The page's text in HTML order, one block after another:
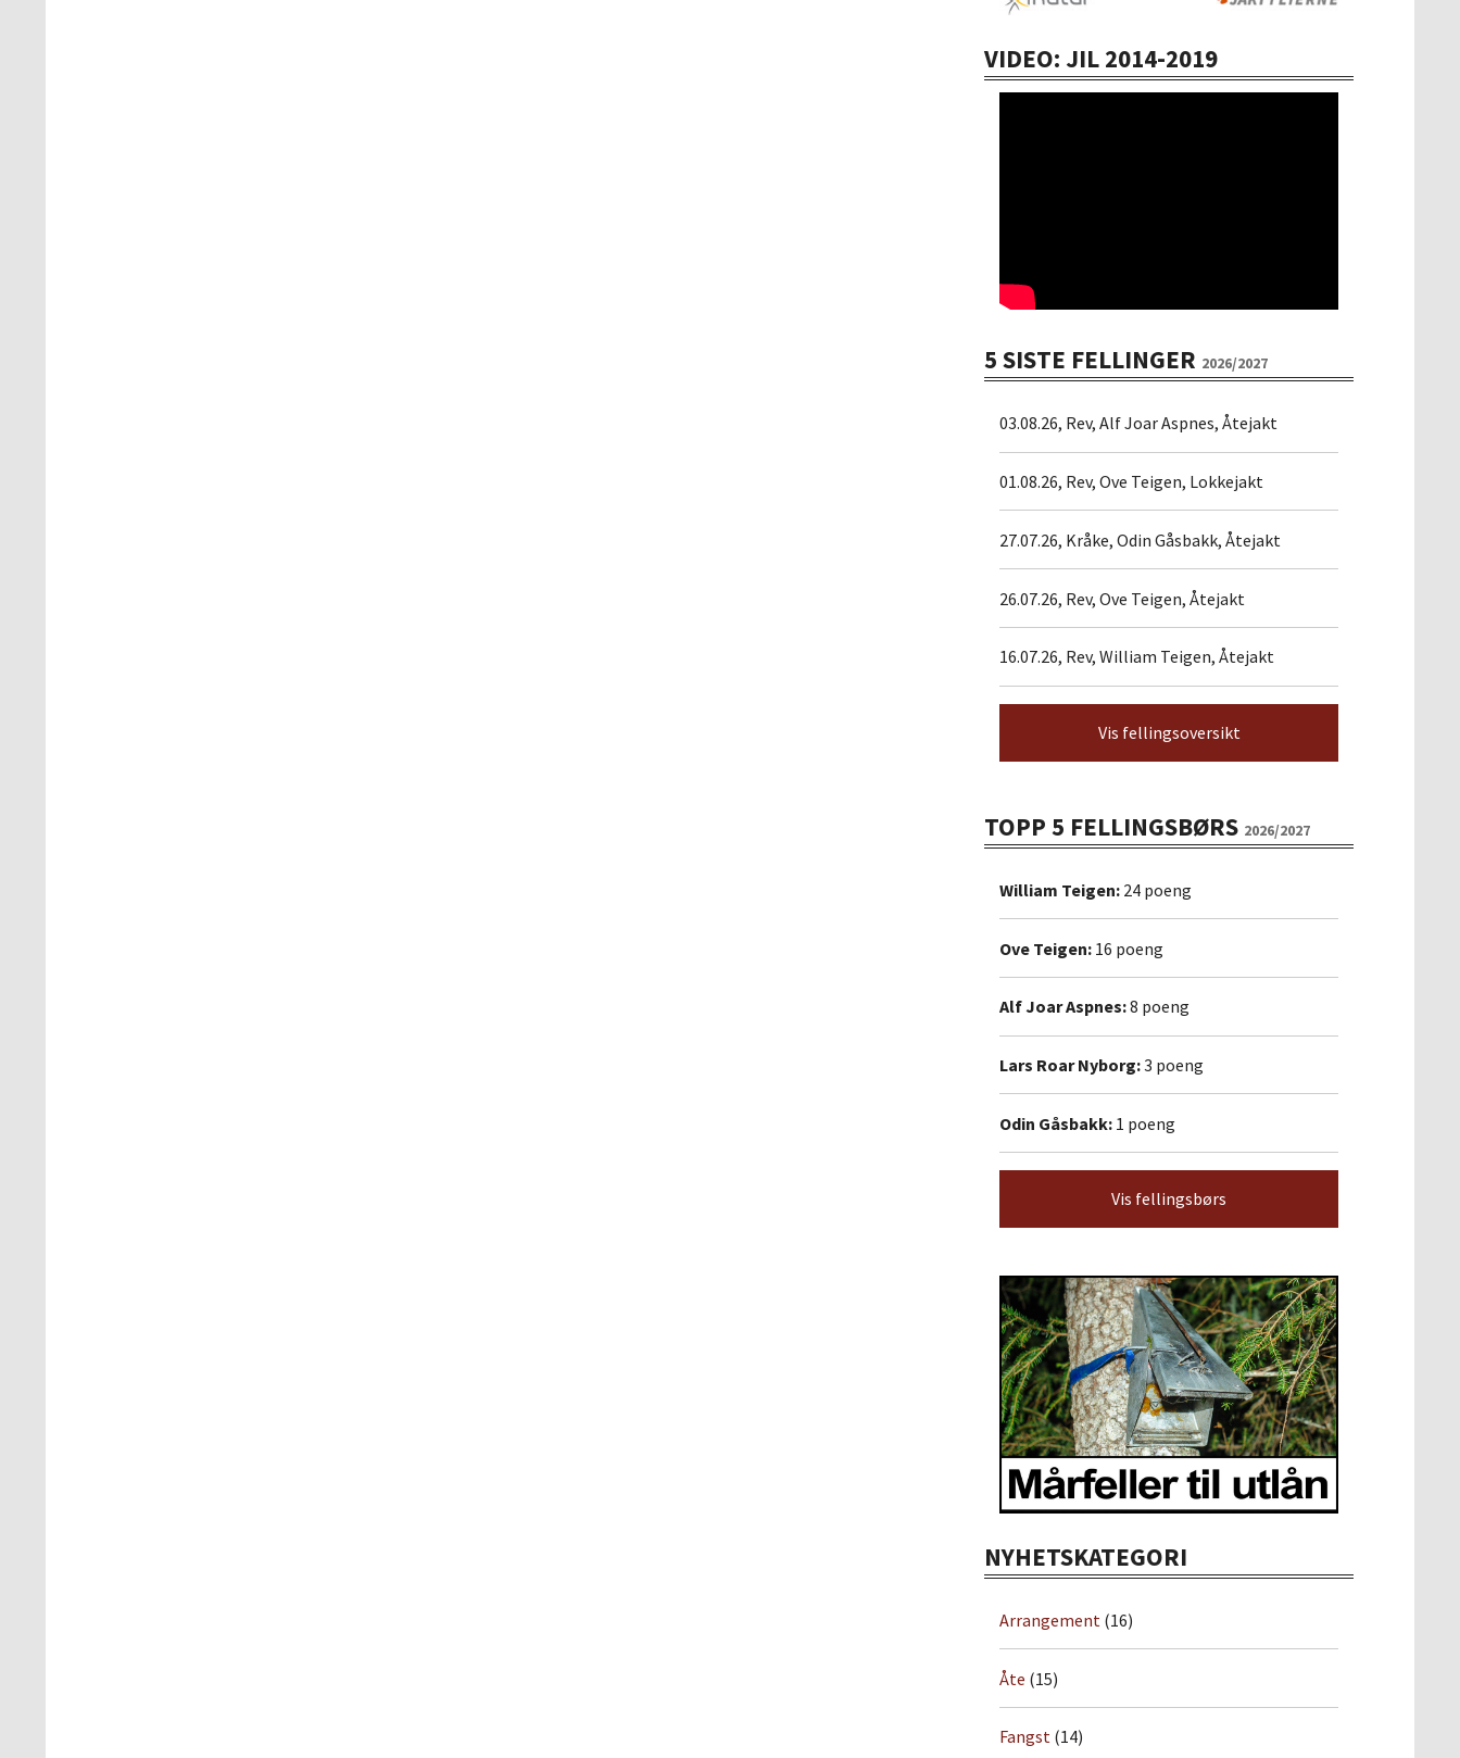
VIDEO: JIL 2014-2019
5 SISTE FELLINGER 2026/2027
03.08.26, Rev, Alf Joar Aspnes, Åtejakt
01.08.26, Rev, Ove Teigen, Lokkejakt
27.07.26, Kråke, Odin Gåsbakk, Åtejakt
26.07.26, Rev, Ove Teigen, Åtejakt
16.07.26, Rev, William Teigen, Åtejakt
Vis fellingsoversikt
TOPP 5 FELLINGSBØRS 2026/2027
William Teigen: 24 poeng
Ove Teigen: 16 poeng
Alf Joar Aspnes:8 poeng
Lars Roar Nyborg:3 poeng
Odin Gåsbakk: 1 poeng
Vis fellingsbørs
NYHETSKATEGORI
Arrangement (16)
Åte (15)
Fangst (14)